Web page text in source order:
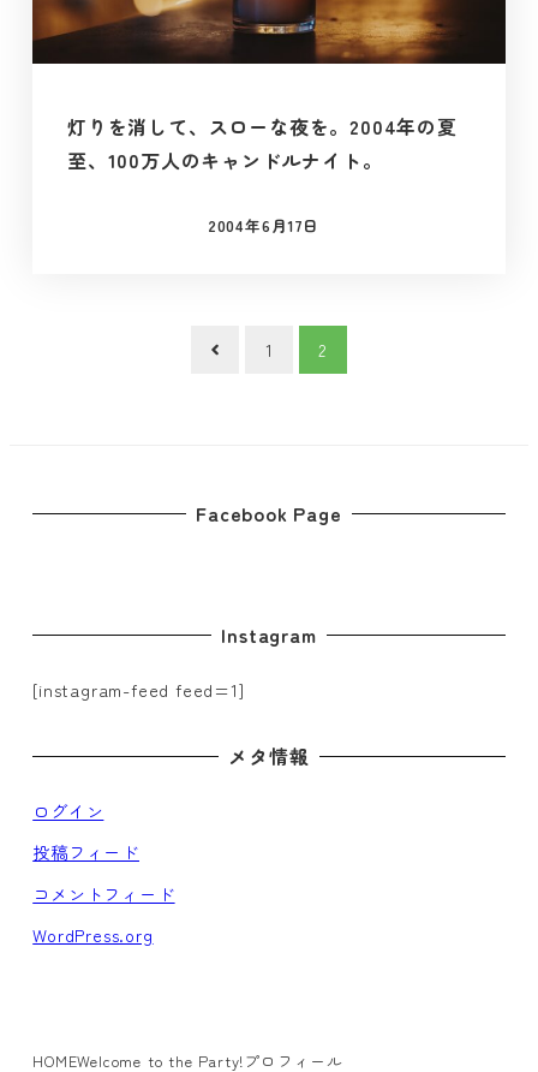
灯りを消して、スローな夜を。2004年の夏
至、100万人のキャンドルナイト。
投稿日
2004年6月17日
送
り
1 2
Facebook Page
Instagram
[instagram-feed feed=1]
メタ情報
ログイン
投稿フィード
コメントフィード
WordPress.org
HOMEWelcome to the Party! プロフィール